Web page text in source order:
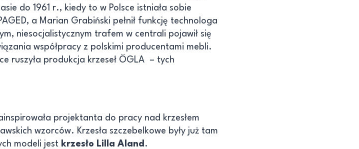
do 1961 r., kiedy to w Polsce istniała sobie
a Marian Grabiński pełnił funkcję technologa
niesocjalistycznym trafem w centrali pojawił się
współpracy z polskimi producentami mebli.
ruszyła produkcja krzeseł ÖGLA – tych
projektanta do pracy nad krzesłem
wzorców. Krzesła szczebelkowe były już tam
modeli jest krzesło Lilla Aland .